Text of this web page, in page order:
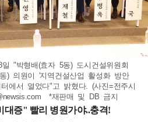
"박형배(효자 5동) 도시건설위원회
동) 의원이 '지역건설산업 활성화 방안
에서 열었다"고 밝혔다. (사진=전주시
*재판매 및 DB 금지